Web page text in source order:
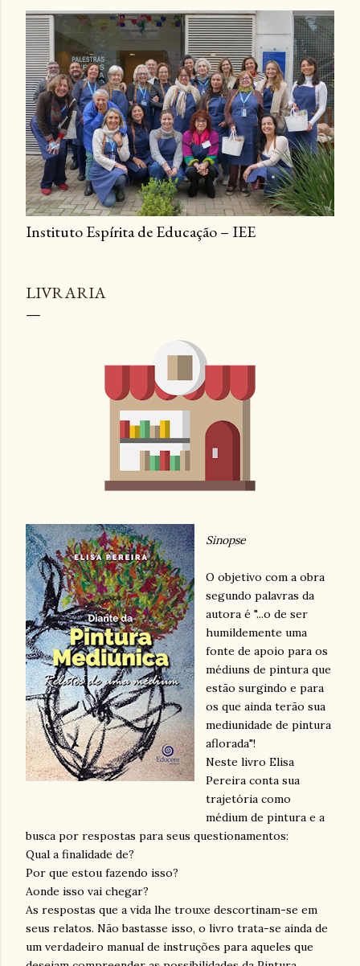
Instituto Espírita de Educação – IEE
LIVRARIA
Sinopse
O objetivo com a obra
segundo palavras da
autora é "...o de ser
humildemente uma
fonte de apoio para os
médiuns de pintura que
estão surgindo e para
os que ainda terão sua
mediunidade de pintura
aflorada"!
Neste livro Elisa
Pereira conta sua
trajetória como
médium de pintura e a
busca por respostas para seus questionamentos:
Qual a finalidade de?
Por que estou fazendo isso?
Aonde isso vai chegar?
As respostas que a vida lhe trouxe descortinam-se em
seus relatos. Não bastasse isso, o livro trata-se ainda de
um verdadeiro manual de instruções para aqueles que